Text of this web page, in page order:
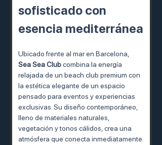
sofisticado con
esencia mediterránea
Ubicado frente al mar en Barcelona,
Sea Sea Club combina la energía
relajada de un beach club premium con
la estética elegante de un espacio
pensado para eventos y experiencias
exclusivas. Su diseño contemporáneo,
lleno de materiales naturales,
vegetación y tonos cálidos, crea una
atmósfera que conecta inmediatamente